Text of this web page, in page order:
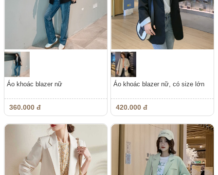
Áo khoác blazer nữ
360.000 đ
Áo khoác blazer nữ, có size lớn
420.000 đ